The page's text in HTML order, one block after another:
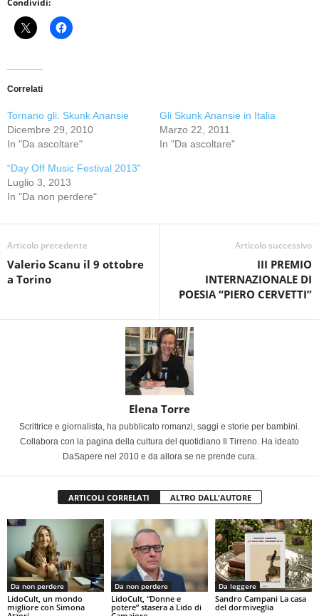
Condividi:
Correlati
Tornano gli: Skunk Anansie
Dicembre 29, 2010
In "Da ascoltare"
Gli Skunk Anansie in Italia
Marzo 22, 2011
In "Da ascoltare"
“Day Off Music Festival 2013”
Luglio 3, 2013
In "Da non perdere"
Articolo precedente
Valerio Scanu il 9 ottobre
a Torino
Articolo successivo
III PREMIO
INTERNAZIONALE DI
POESIA “PIERO CERVETTI”
Elena Torre
Scrittrice e giornalista, ha pubblicato romanzi, saggi e storie per bambini.
Collabora con la pagina della cultura del quotidiano Il Tirreno. Ha ideato
DaSapere nel 2010 e da allora se ne prende cura.
ARTICOLI CORRELATI ALTRO DALL'AUTORE
Da non perdere
LidoCult, un mondo
migliore con Simona
Da non perdere
LidoCult, “Donne e
potere” stasera a Lido di
Da leggere
Sandro Campani La casa
del dormiveglia